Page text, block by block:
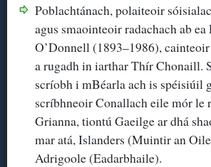
Poblachtánach, polaiteoir
agus smaointeoir radachach ab ea
O’Donnell (1893–1986),
a rugadh in iarthar Thír Chonaill.
scríobh i mBéarla ach is spéisiúil
scríbhneoir Conallach eile mór le
Grianna, tiontú Gaeilge ar dhá
mar atá, Islanders (Muintir an
Adrigoole (Eadarbhaile).